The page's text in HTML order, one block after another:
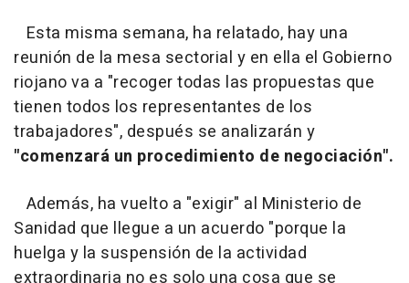
Esta misma semana, ha relatado, hay una
reunión de la mesa sectorial y en ella el Gobierno
riojano va a "recoger todas las propuestas que
tienen todos los representantes de los
trabajadores", después se analizarán y
"comenzará un procedimiento de negociación".
Además, ha vuelto a "exigir" al Ministerio de
Sanidad que llegue a un acuerdo "porque la
huelga y la suspensión de la actividad